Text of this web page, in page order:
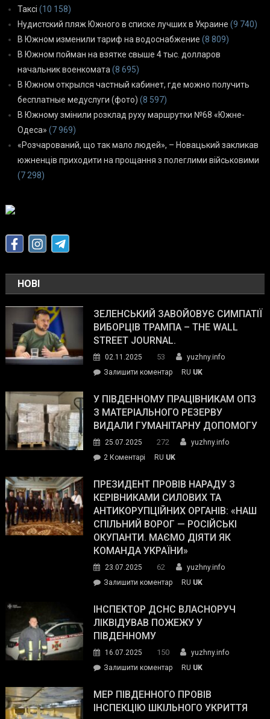
Таксі (10 158)
Нудистский пляж Южного в списке лучших в Украине (9 740)
В Южном изменили тариф на водоснабжение (8 809)
В Южном пойман на взятке свыше 4 тыс. долларов
начальник военкомата(8 695)
В Южном открылся частный кабинет, где можно получить
бесплатные медуслуги (фото) (8 597)
В Южному змінили розклад руху маршрутки №68 «Южне-
Одеса» (7 969)
«Розчарований, що так мало людей», – Новацький закликав
южненців приходити на прощання з полеглими військовими
(7 298)
НОВІ
ЗЕЛЕНСЬКИЙ ЗАВОЙОВУЄ СИМПАТІЇ
ВИБОРЦІВ ТРАМПА – THE WALL
STREET JOURNAL.
02.11.2025 53
yuzhny.info
Залишити коментарon
завойовує
симпатії
виборців
The
Street
Journal.
RU UK
У ПІВДЕННОМУ ПРАЦІВНИКАМ ОПЗ
З МАТЕРІАЛЬНОГО РЕЗЕРВУ
ВИДАЛИ ГУМАНІТАРНУ ДОПОМОГУ
25.07.2025 272
yuzhny.info
2 Коментарі
Південному
працівникам
ОПЗ
з
матеріального
резерву
гуманітарну
допомогу
RU UK
ПРЕЗИДЕНТ ПРОВІВ НАРАДУ З
КЕРІВНИКАМИ СИЛОВИХ ТА
АНТИКОРУПЦІЙНИХ ОРГАНІВ: «НАШ
СПІЛЬНИЙ ВОРОГ — РОСІЙСЬКІ
ОКУПАНТИ. МАЄМО ДІЯТИ ЯК
КОМАНДА УКРАЇНИ»
23.07.2025 62
yuzhny.info
Залишити коментарon
провів
нараду
силових
та
органів:
«Наш
RU UK
ІНСПЕКТОР ДСНС ВЛАСНОРУЧ
ЛІКВІДУВАВ ПОЖЕЖУ У
ПІВДЕННОМУ
16.07.2025 150
yuzhny.info
Залишити коментарon
ДСНС
власноруч
RU UK
МЕР ПІВДЕННОГО ПРОВІВ
ІНСПЕКЦІЮ ШКІЛЬНОГО УКРИТТЯ